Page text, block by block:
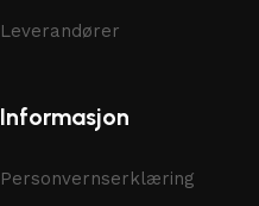
Leverandører
Informasjon
Personvernserklæring